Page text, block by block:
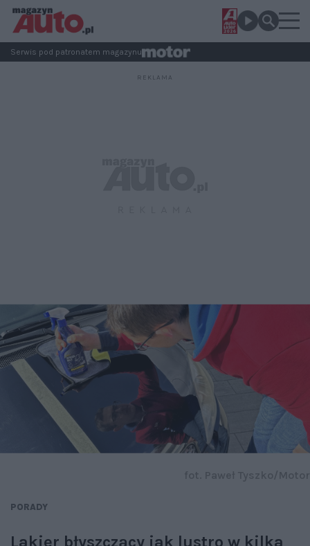
Serwis pod patronatem magazynu
PORADY